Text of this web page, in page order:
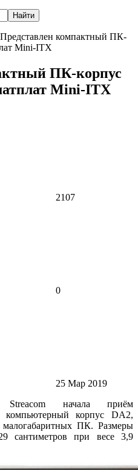
Представлен компактный ПК-
Mini-ITX
ПК-корпус
Mini-ITX
2107
0
25 Мар 2019
Streacom начала приём
компьютерный корпус DA2,
малогабаритных ПК. Размеры
сантиметров при весе 3,9